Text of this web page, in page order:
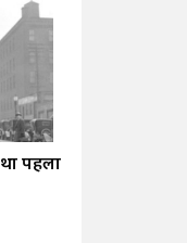
पहला